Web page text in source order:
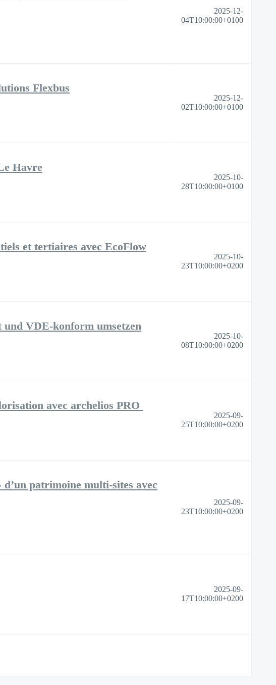
2025-12-
04T10:00:00+0100
Flexbus
2025-12-
02T10:00:00+0100
Havre
2025-10-
28T10:00:00+0100
et tertiaires avec EcoFlow
2025-10-
23T10:00:00+0200
VDE-konform umsetzen
2025-10-
08T10:00:00+0200
avec archelios PRO
2025-09-
25T10:00:00+0200
patrimoine multi-sites avec
2025-09-
23T10:00:00+0200
2025-09-
17T10:00:00+0200